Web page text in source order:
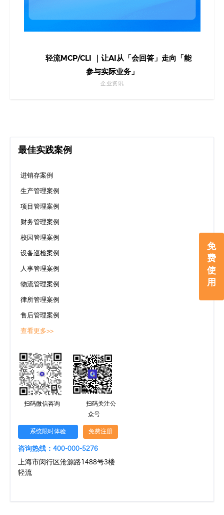
免
费
使
用
轻流MCP/CLI ｜让AI从「会回答」走向「能
参与实际业务」
企业资讯
最佳实践案例
进销存案例
生产管理案例
项目管理案例
财务管理案例
校园管理案例
设备巡检案例
人事管理案例
物流管理案例
律所管理案例
售后管理案例
查看更多>>
扫码微信咨询
扫码关注公
众号
系统限时体验 免费注册
咨询热线：400-000-5276
上海市闵行区沧源路1488号3楼
轻流